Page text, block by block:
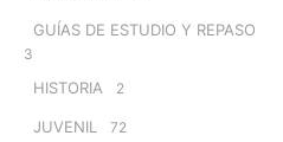
GUÍAS DE ESTUDIO Y REPASO
3
HISTORIA 2
JUVENIL 72